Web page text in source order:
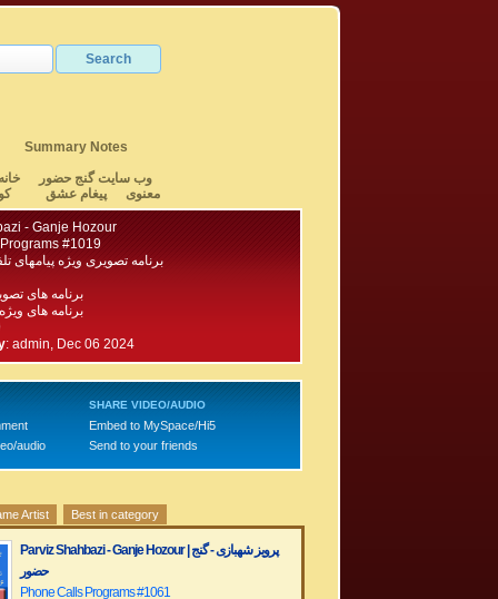
Summary Notes
وب سایت گنج حضور
خانه
معنوی
پیغام عشق
- Ganje Hozour
#1019
1 برنامه تصویری ویژه پیامهای
برنامه های
برنامه های
: admin, Dec 06 2024
audio
SHARE VIDEO/AUDIO
Embed to MySpace/Hi5
Send to your friends
Artist Best in category
Parviz Shahbazi - Ganje Hozour | پرویز شهبازی - گنج
حضور
Phone Calls Programs #1061